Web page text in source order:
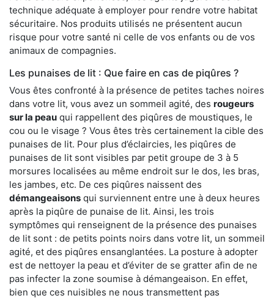
technique adéquate à employer pour rendre votre habitat
sécuritaire. Nos produits utilisés ne présentent aucun
risque pour votre santé ni celle de vos enfants ou de vos
animaux de compagnies.
Les punaises de lit : Que faire en cas de piqûres ?
Vous êtes confronté à la présence de petites taches noires
dans votre lit, vous avez un sommeil agité, des rougeurs
sur la peau qui rappellent des piqûres de moustiques, le
cou ou le visage ? Vous êtes très certainement la cible des
punaises de lit. Pour plus d’éclaircies, les piqûres de
punaises de lit sont visibles par petit groupe de 3 à 5
morsures localisées au même endroit sur le dos, les bras,
les jambes, etc. De ces piqûres naissent des
démangeaisons qui surviennent entre une à deux heures
après la piqûre de punaise de lit. Ainsi, les trois
symptômes qui renseignent de la présence des punaises
de lit sont : de petits points noirs dans votre lit, un sommeil
agité, et des piqûres ensanglantées. La posture à adopter
est de nettoyer la peau et d’éviter de se gratter afin de ne
pas infecter la zone soumise à démangeaison. En effet,
bien que ces nuisibles ne nous transmettent pas